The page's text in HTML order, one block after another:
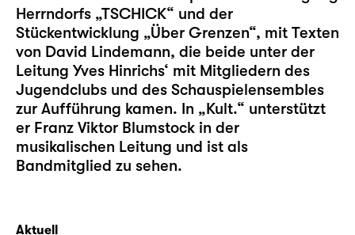
Herrndorfs „TSCHICK“ und der
Stückentwicklung „Über Grenzen“, mit Texten
von David Lindemann, die beide unter der
Leitung Yves Hinrichs‘ mit Mitgliedern des
Jugendclubs und des Schauspielensembles
zur Aufführung kamen. In „Kult.“ unterstützt
er Franz Viktor Blumstock in der
musikalischen Leitung und ist als
Bandmitglied zu sehen.
Aktuell